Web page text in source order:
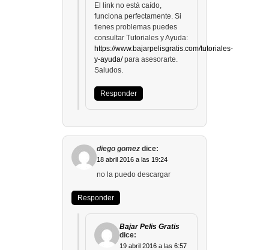
El link no está caído,
funciona perfectamente. Si
tienes problemas puedes
consultar Tutoriales y Ayuda:
https://www.bajarpelisgratis.com/tutoriales-
y-ayuda/para asesorarte.
Saludos.
Responder
diego gomez dice:
18 abril 2016 a las 19:24
no la puedo descargar
Responder
Bajar Pelis Gratis
dice:
19 abril 2016 a las 6:57